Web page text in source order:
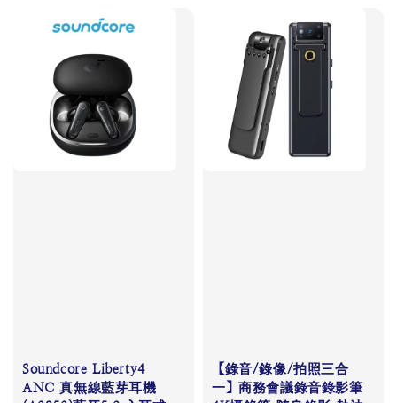
Soundcore Liberty4
ANC 真無線藍芽耳機
【錄音/錄像/拍照三合
一】商務會議錄音錄影筆